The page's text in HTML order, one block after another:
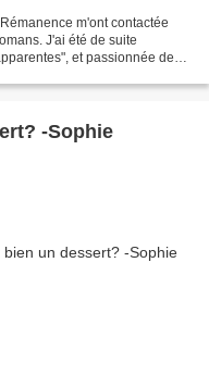
m'ont contactée
J'ai été de suite
et passionnée de
-Sophie